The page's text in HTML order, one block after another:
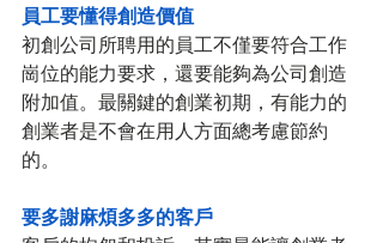
員工要懂得創造價值
初創公司所聘用的員工不僅要符合工作
崗位的能力要求，還要能夠為公司創造
附加值。最關鍵的創業初期，有能力的
創業者是不會在用人方面總考慮節約
的。
要多謝麻煩多多的客戶